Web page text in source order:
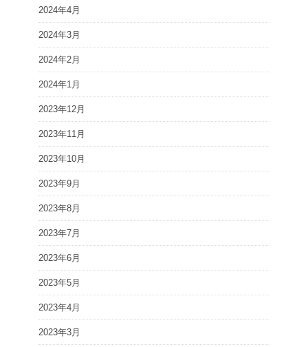
2024年4月
2024年3月
2024年2月
2024年1月
2023年12月
2023年11月
2023年10月
2023年9月
2023年8月
2023年7月
2023年6月
2023年5月
2023年4月
2023年3月